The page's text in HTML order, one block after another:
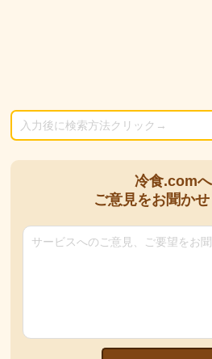
冷食.com
ご意見をお聞か